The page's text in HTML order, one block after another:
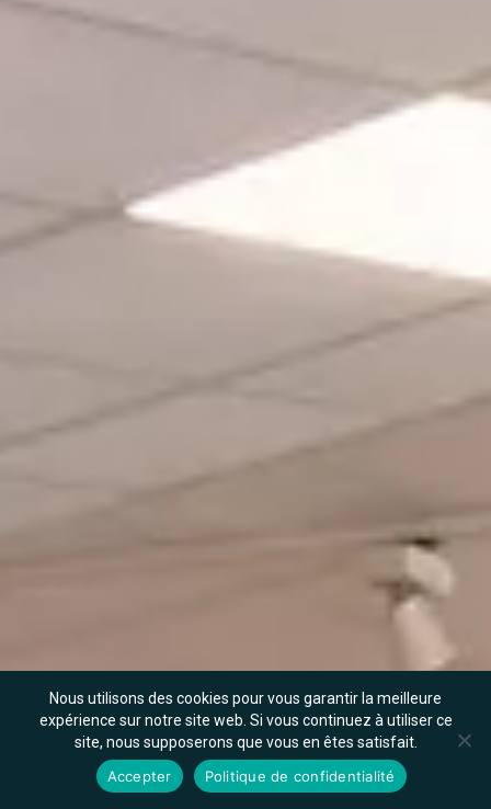
Nous utilisons des cookies pour vous garantir la meilleure
expérience sur notre site web. Si vous continuez à utiliser ce
site, nous supposerons que vous en êtes satisfait.
Accepter
Politique de confidentialité